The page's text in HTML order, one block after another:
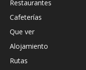
Restaurantes
Cafeterías
Que ver
Alojamiento
Rutas